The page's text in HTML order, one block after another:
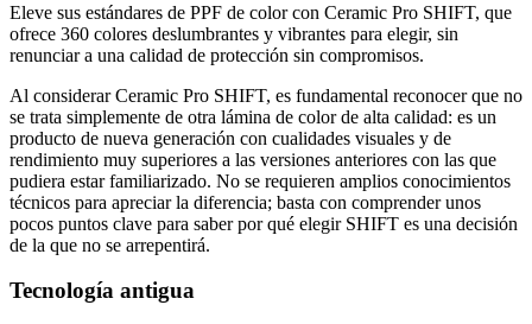
Eleve sus estándares de PPF de color con Ceramic Pro SHIFT, que
ofrece 360 colores deslumbrantes y vibrantes para elegir, sin
renunciar a una calidad de protección sin compromisos.
Al considerar Ceramic Pro SHIFT, es fundamental reconocer que no
se trata simplemente de otra lámina de color de alta calidad: es un
producto de nueva generación con cualidades visuales y de
rendimiento muy superiores a las versiones anteriores con las que
pudiera estar familiarizado. No se requieren amplios conocimientos
técnicos para apreciar la diferencia; basta con comprender unos
pocos puntos clave para saber por qué elegir SHIFT es una decisión
de la que no se arrepentirá.
Tecnología antigua